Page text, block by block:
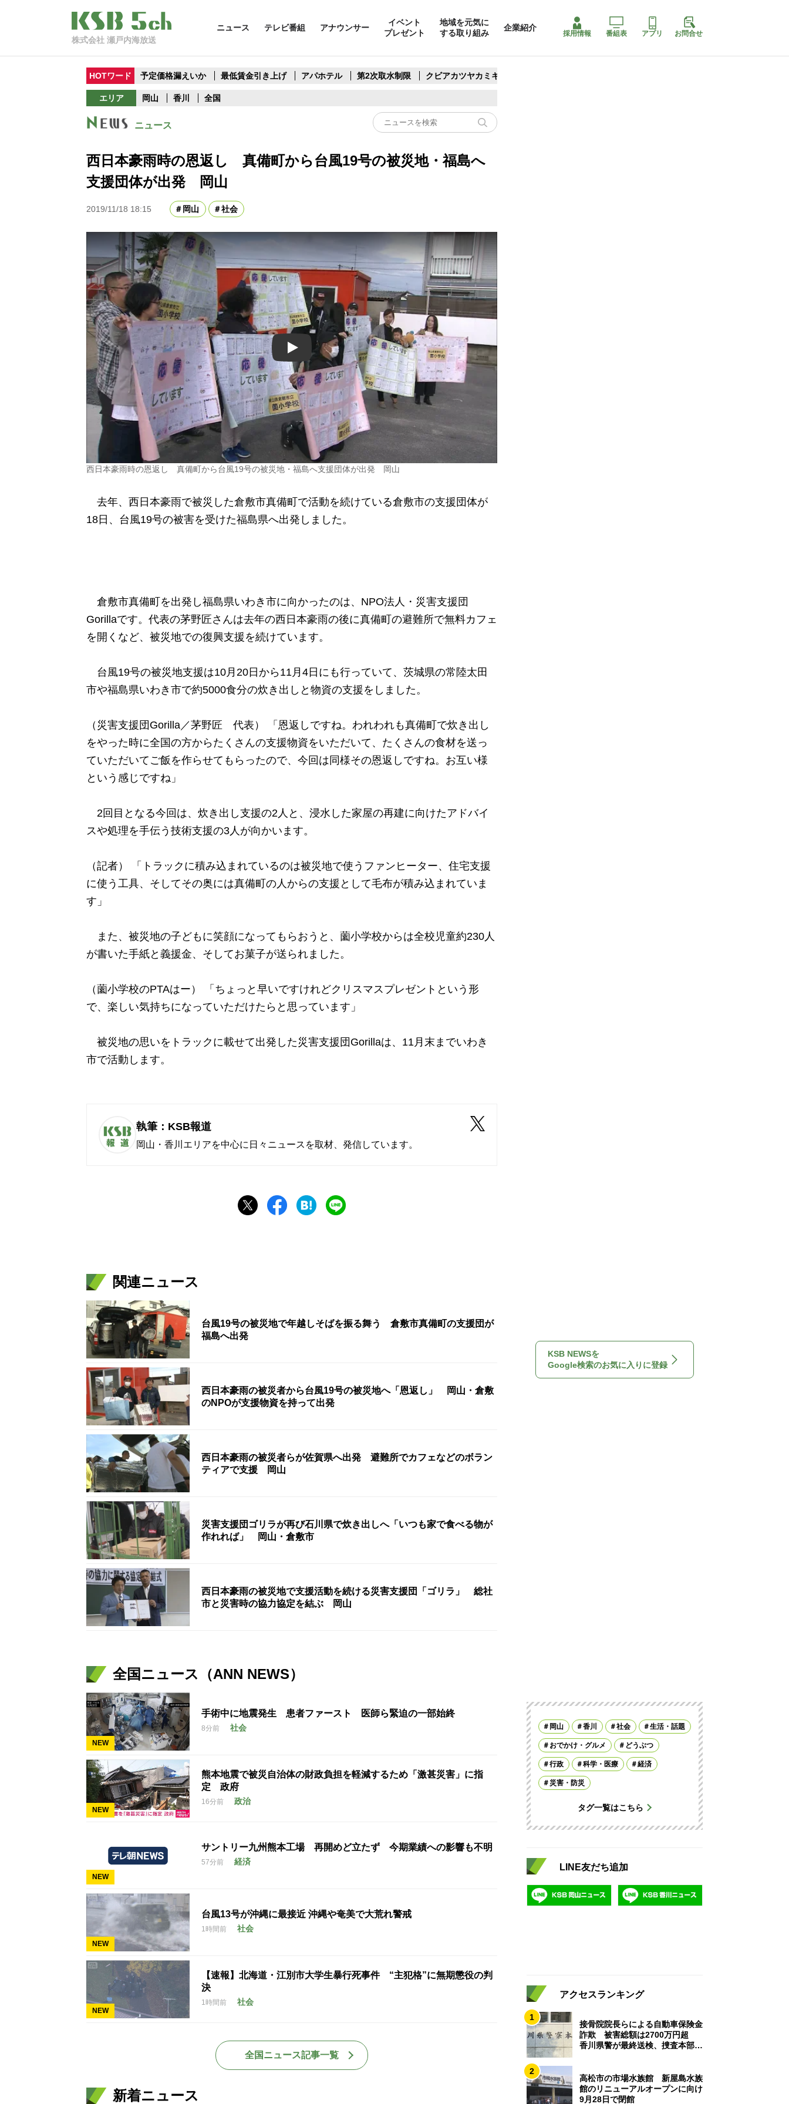
株式会社 瀬戸内海放送
ニュース テレビ番組 アナウンサー
イベント
プレゼント
地域を元気に
する取り組み
企業紹介
採用情報 番組表 アプリ お問合せ
HOTワード 予定価格漏えいか 最低賃金引き上げ アパホテル 第2次取水制限 クビアカツヤカミキリ
エリア 岡山 香川 全国
ニュース
西日本豪雨時の恩返し 真備町から台風19号の被災地・福島へ
支援団体が出発 岡山
2019/11/18 18:15 岡山 社会
Play
西日本豪雨時の恩返し 真備町から台風19号の被災地・福島へ支援団体が出発 岡山
去年、西日本豪雨で被災した倉敷市真備町で活動を続けている倉敷市の支援団体が
18日、台風19号の被害を受けた福島県へ出発しました。
倉敷市真備町を出発し福島県いわき市に向かったのは、NPO法人・災害支援団
Gorillaです。代表の茅野匠さんは去年の西日本豪雨の後に真備町の避難所で無料カフェ
を開くなど、被災地での復興支援を続けています。
台風19号の被災地支援は10月20日から11月4日にも行っていて、茨城県の常陸太田
市や福島県いわき市で約5000食分の炊き出しと物資の支援をしました。
（災害支援団Gorilla／茅野匠 代表） 「恩返しですね。われわれも真備町で炊き出し
をやった時に全国の方からたくさんの支援物資をいただいて、たくさんの食材を送っ
ていただいてご飯を作らせてもらったので、今回は同様その恩返しですね。お互い様
という感じですね」
2回目となる今回は、炊き出し支援の2人と、浸水した家屋の再建に向けたアドバイ
スや処理を手伝う技術支援の3人が向かいます。
（記者） 「トラックに積み込まれているのは被災地で使うファンヒーター、住宅支援
に使う工具、そしてその奥には真備町の人からの支援として毛布が積み込まれていま
す」
また、被災地の子どもに笑顔になってもらおうと、薗小学校からは全校児童約230人
が書いた手紙と義援金、そしてお菓子が送られました。
（薗小学校のPTAはー） 「ちょっと早いですけれどクリスマスプレゼントという形
で、楽しい気持ちになっていただけたらと思っています」
被災地の思いをトラックに載せて出発した災害支援団Gorillaは、11月末までいわき
市で活動します。
執筆：KSB報道
岡山・香川エリアを中心に日々ニュースを取材、発信しています。
関連ニュース
台風19号の被災地で年越しそばを振る舞う 倉敷市真備町の支援団が
福島へ出発
西日本豪雨の被災者から台風19号の被災地へ「恩返し」 岡山・倉敷
のNPOが支援物資を持って出発
西日本豪雨の被災者らが佐賀県へ出発 避難所でカフェなどのボラン
ティアで支援 岡山
災害支援団ゴリラが再び石川県で炊き出しへ「いつも家で食べる物が
作れれば」 岡山・倉敷市
西日本豪雨の被災地で支援活動を続ける災害支援団「ゴリラ」 総社
市と災害時の協力協定を結ぶ 岡山
全国ニュース（ANN NEWS）
NEW
手術中に地震発生 患者ファースト 医師ら緊迫の一部始終
8分前 社会
NEW
熊本地震で被災自治体の財政負担を軽減するため「激甚災害」に指
定 政府
16分前 政治
NEW
サントリー九州熊本工場 再開めど立たず 今期業績への影響も不明
57分前 経済
NEW
台風13号が沖縄に最接近 沖縄や奄美で大荒れ警戒
1時間前 社会
NEW
【速報】北海道・江別市大学生暴行死事件 “主犯格”に無期懲役の判
決
1時間前 社会
全国ニュース記事一覧
新着ニュース
KSB NEWSを
Google検索のお気に入りに登録
岡山 香川 社会 生活・話題
おでかけ・グルメ どうぶつ
行政 科学・医療 経済
災害・防災
タグ一覧はこちら
LINE友だち追加
アクセスランキング
1
接骨院院長らによる自動車保険金
詐欺 被害総額は2700万円超
香川県警が最終送検、捜査本部解
2
高松市の市場水族館 新屋島水族
館のリニューアルオープンに向け
9月28日で閉館